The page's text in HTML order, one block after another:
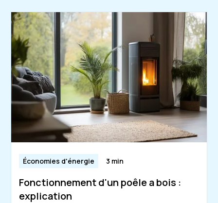
Économies d'énergie 3 min
Fonctionnement d'un poêle a bois :
explication